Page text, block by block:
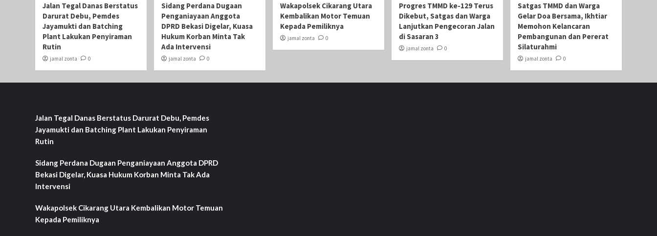
Jalan Tegal Danas Berstatus
Darurat Debu, Pemdes
Jayamukti dan Batching
Plant Lakukan Penyiraman
Rutin
jamal zonta 0
Sidang Perdana Dugaan
Penganiayaan Anggota
DPRD Bekasi Digelar, Kuasa
Hukum Korban Minta Tak
Ada Intervensi
jamal zonta 0
Wakapolsek Cikarang Utara
Kembalikan Motor Temuan
Kepada Pemiliknya
jamal zonta 0
Progres TMMD ke-129 Terus
Dikebut, Satgas dan Warga
Lanjutkan Pengecoran Jalan
di Sasaran 3
jamal zonta 0
Satgas TMMD dan Warga
Gelar Doa Bersama, Ikhtiar
Memohon Kelancaran
Pembangunan dan Pererat
Silaturahmi
jamal zonta 0
Jalan Tegal Danas Berstatus Darurat Debu, Pemdes
Jayamukti dan Batching Plant Lakukan Penyiraman
Rutin
Sidang Perdana Dugaan Penganiayaan Anggota DPRD
Bekasi Digelar, Kuasa Hukum Korban Minta Tak Ada
Intervensi
Wakapolsek Cikarang Utara Kembalikan Motor Temuan
Kepada Pemiliknya